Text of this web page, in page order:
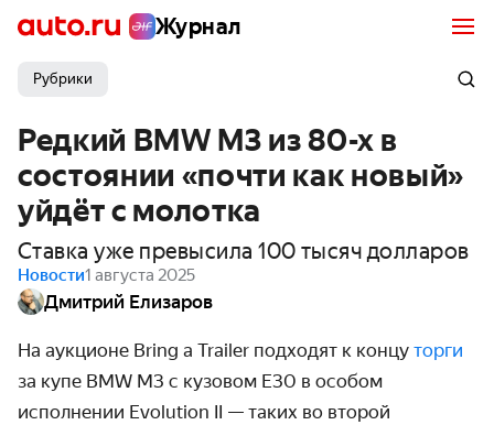
Журнал
Рубрики
Редкий BMW M3 из 80-х в
состоянии «почти как новый»
уйдёт с молотка
Ставка уже превысила 100 тысяч долларов
Новости1 августа 2025
Дмитрий Елизаров
На аукционе Bring a Trailer подходят к концу торги
за купе BMW M3 с кузовом E30 в особом
исполнении Evolution II — таких во второй